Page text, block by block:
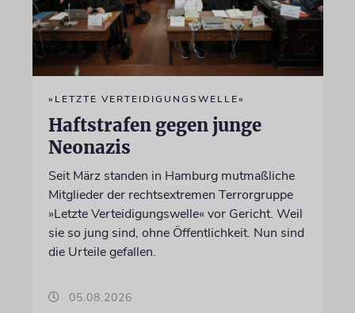
»LETZTE VERTEIDIGUNGSWELLE«
Haftstrafen gegen junge
Neonazis
Seit März standen in Hamburg mutmaßliche
Mitglieder der rechtsextremen Terrorgruppe
»Letzte Verteidigungswelle« vor Gericht. Weil
sie so jung sind, ohne Öffentlichkeit. Nun sind
die Urteile gefallen.
05.08.2026